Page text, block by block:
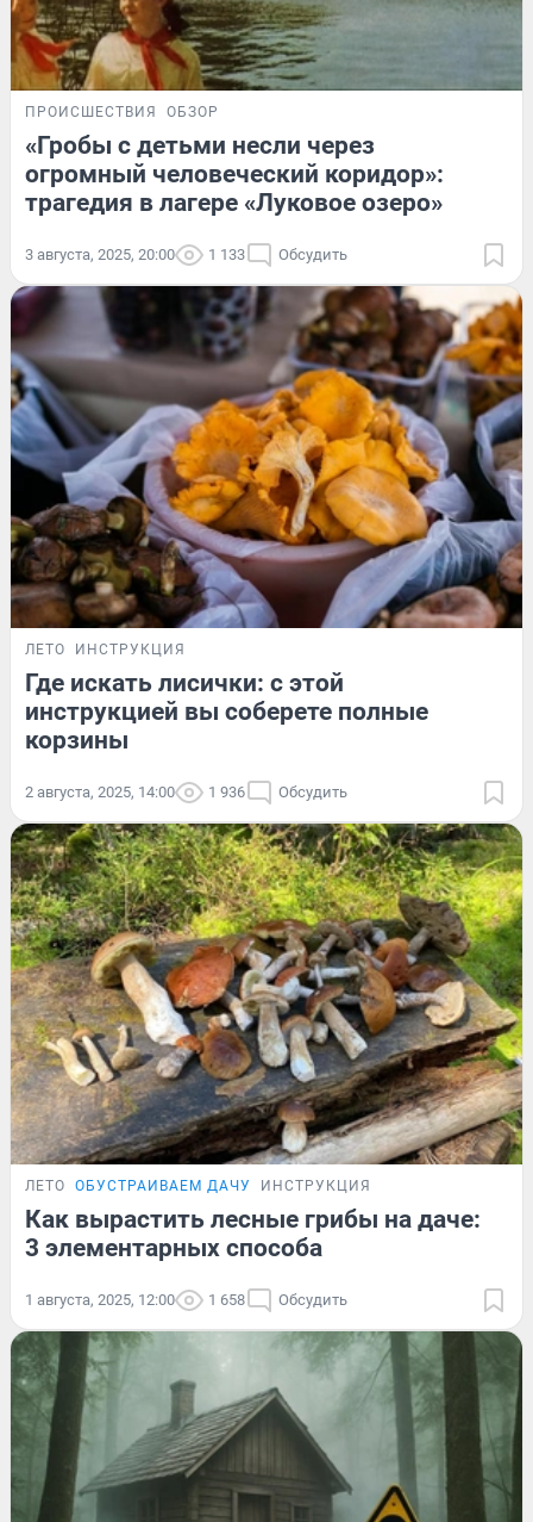
ПРОИСШЕСТВИЯ ОБЗОР
«Гробы с детьми несли через
огромный человеческий коридор»:
трагедия в лагере «Луковое озеро»
3 августа, 2025, 20:00 1 133 Обсудить
ЛЕТО ИНСТРУКЦИЯ
Где искать лисички: с этой
инструкцией вы соберете полные
корзины
2 августа, 2025, 14:00 1 936 Обсудить
ЛЕТО ОБУСТРАИВАЕМ ДАЧУ ИНСТРУКЦИЯ
Как вырастить лесные грибы на даче:
3 элементарных способа
1 августа, 2025, 12:00 1 658 Обсудить